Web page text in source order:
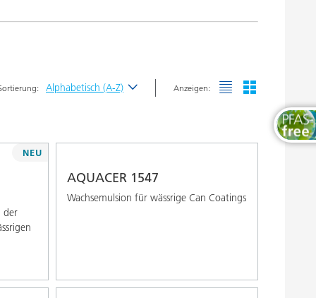
Alphabetisch (A-Z) Anzeigen:
der
NEU
AQUACER 1547
Wachsemulsion für wässrige Can Coatings